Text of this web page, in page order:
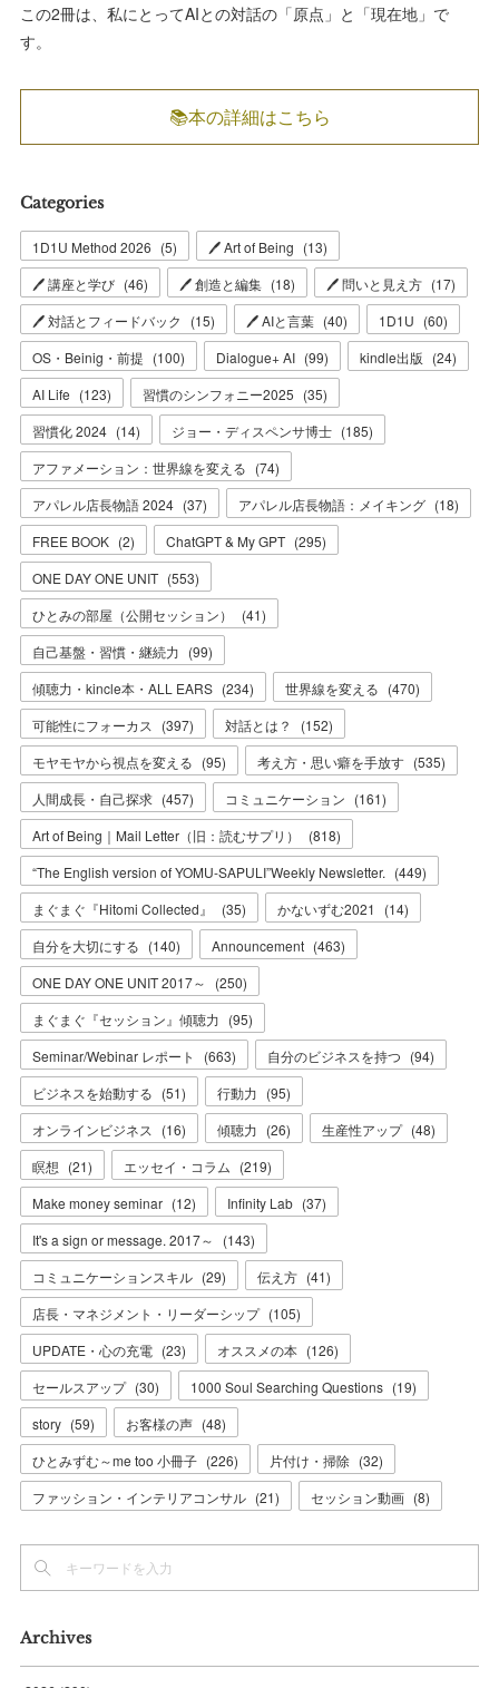
この2冊は、私にとってAIとの対話の「原点」と「現在地」で
す。
📚本の詳細はこちら
Categories
1D1U Method 2026 (5) 🖊 Art of Being (13)
🖊 講座と学び (46) 🖊 創造と編集 (18) 🖊 問いと見え方 (17)
🖊 対話とフィードバック
(15) 🖊 AIと言葉 (40) 1D1U (60)
OS・Beinig・前提 (100) Dialogue+ AI (99) kindle出版 (24)
AI Life (123) 習慣のシンフォニー2025 (35)
習慣化 2024 (14) ジョー・ディスペンサ博士 (185)
アファメーション：世界線を変える (74)
アパレル店長物語 2024 (37) アパレル店長物語：メイキング (18)
FREE BOOK (2) ChatGPT & My GPT (295)
ONE DAY ONE UNIT (553)
ひとみの部屋（公開セッション）
(41)
自己基盤・習慣・継続力 (99)
傾聴力・kincle本・ALL EARS (234) 世界線を変える (470)
可能性にフォーカス
(397) 対話とは？ (152)
モヤモヤから視点を変える (95) 考え方・思い癖を手放す (535)
人間成長・自己探求 (457) コミュニケーション (161)
Art of Being｜Mail Letter（旧：読むサプリ）
(818)
“The English version of YOMU-SAPULI”Weekly Newsletter. (449)
まぐまぐ『Hitomi Collected』
(35) かないずむ2021 (14)
自分を大切にする (140) Announcement (463)
ONE DAY ONE UNIT 2017～
(250)
まぐまぐ『セッション』傾聴力 (95)
Seminar/Webinar レポート
(663) 自分のビジネスを持つ (94)
ビジネスを始動する (51) 行動力 (95)
オンラインビジネス
(16) 傾聴力 (26) 生産性アップ (48)
瞑想 (21) エッセイ・コラム (219)
Make money seminar (12) Infinity Lab (37)
It's a sign or message. 2017～
(143)
コミュニケーションスキル (29) 伝え方 (41)
店長・マネジメント・リーダーシップ (105)
UPDATE・心の充電 (23) オススメの本 (126)
セールスアップ (30) 1000 Soul Searching Questions (19)
story (59) お客様の声 (48)
ひとみずむ～me too 小冊子 (226) 片付け・掃除 (32)
ファッション・インテリアコンサル (21) セッション動画 (8)
Archives